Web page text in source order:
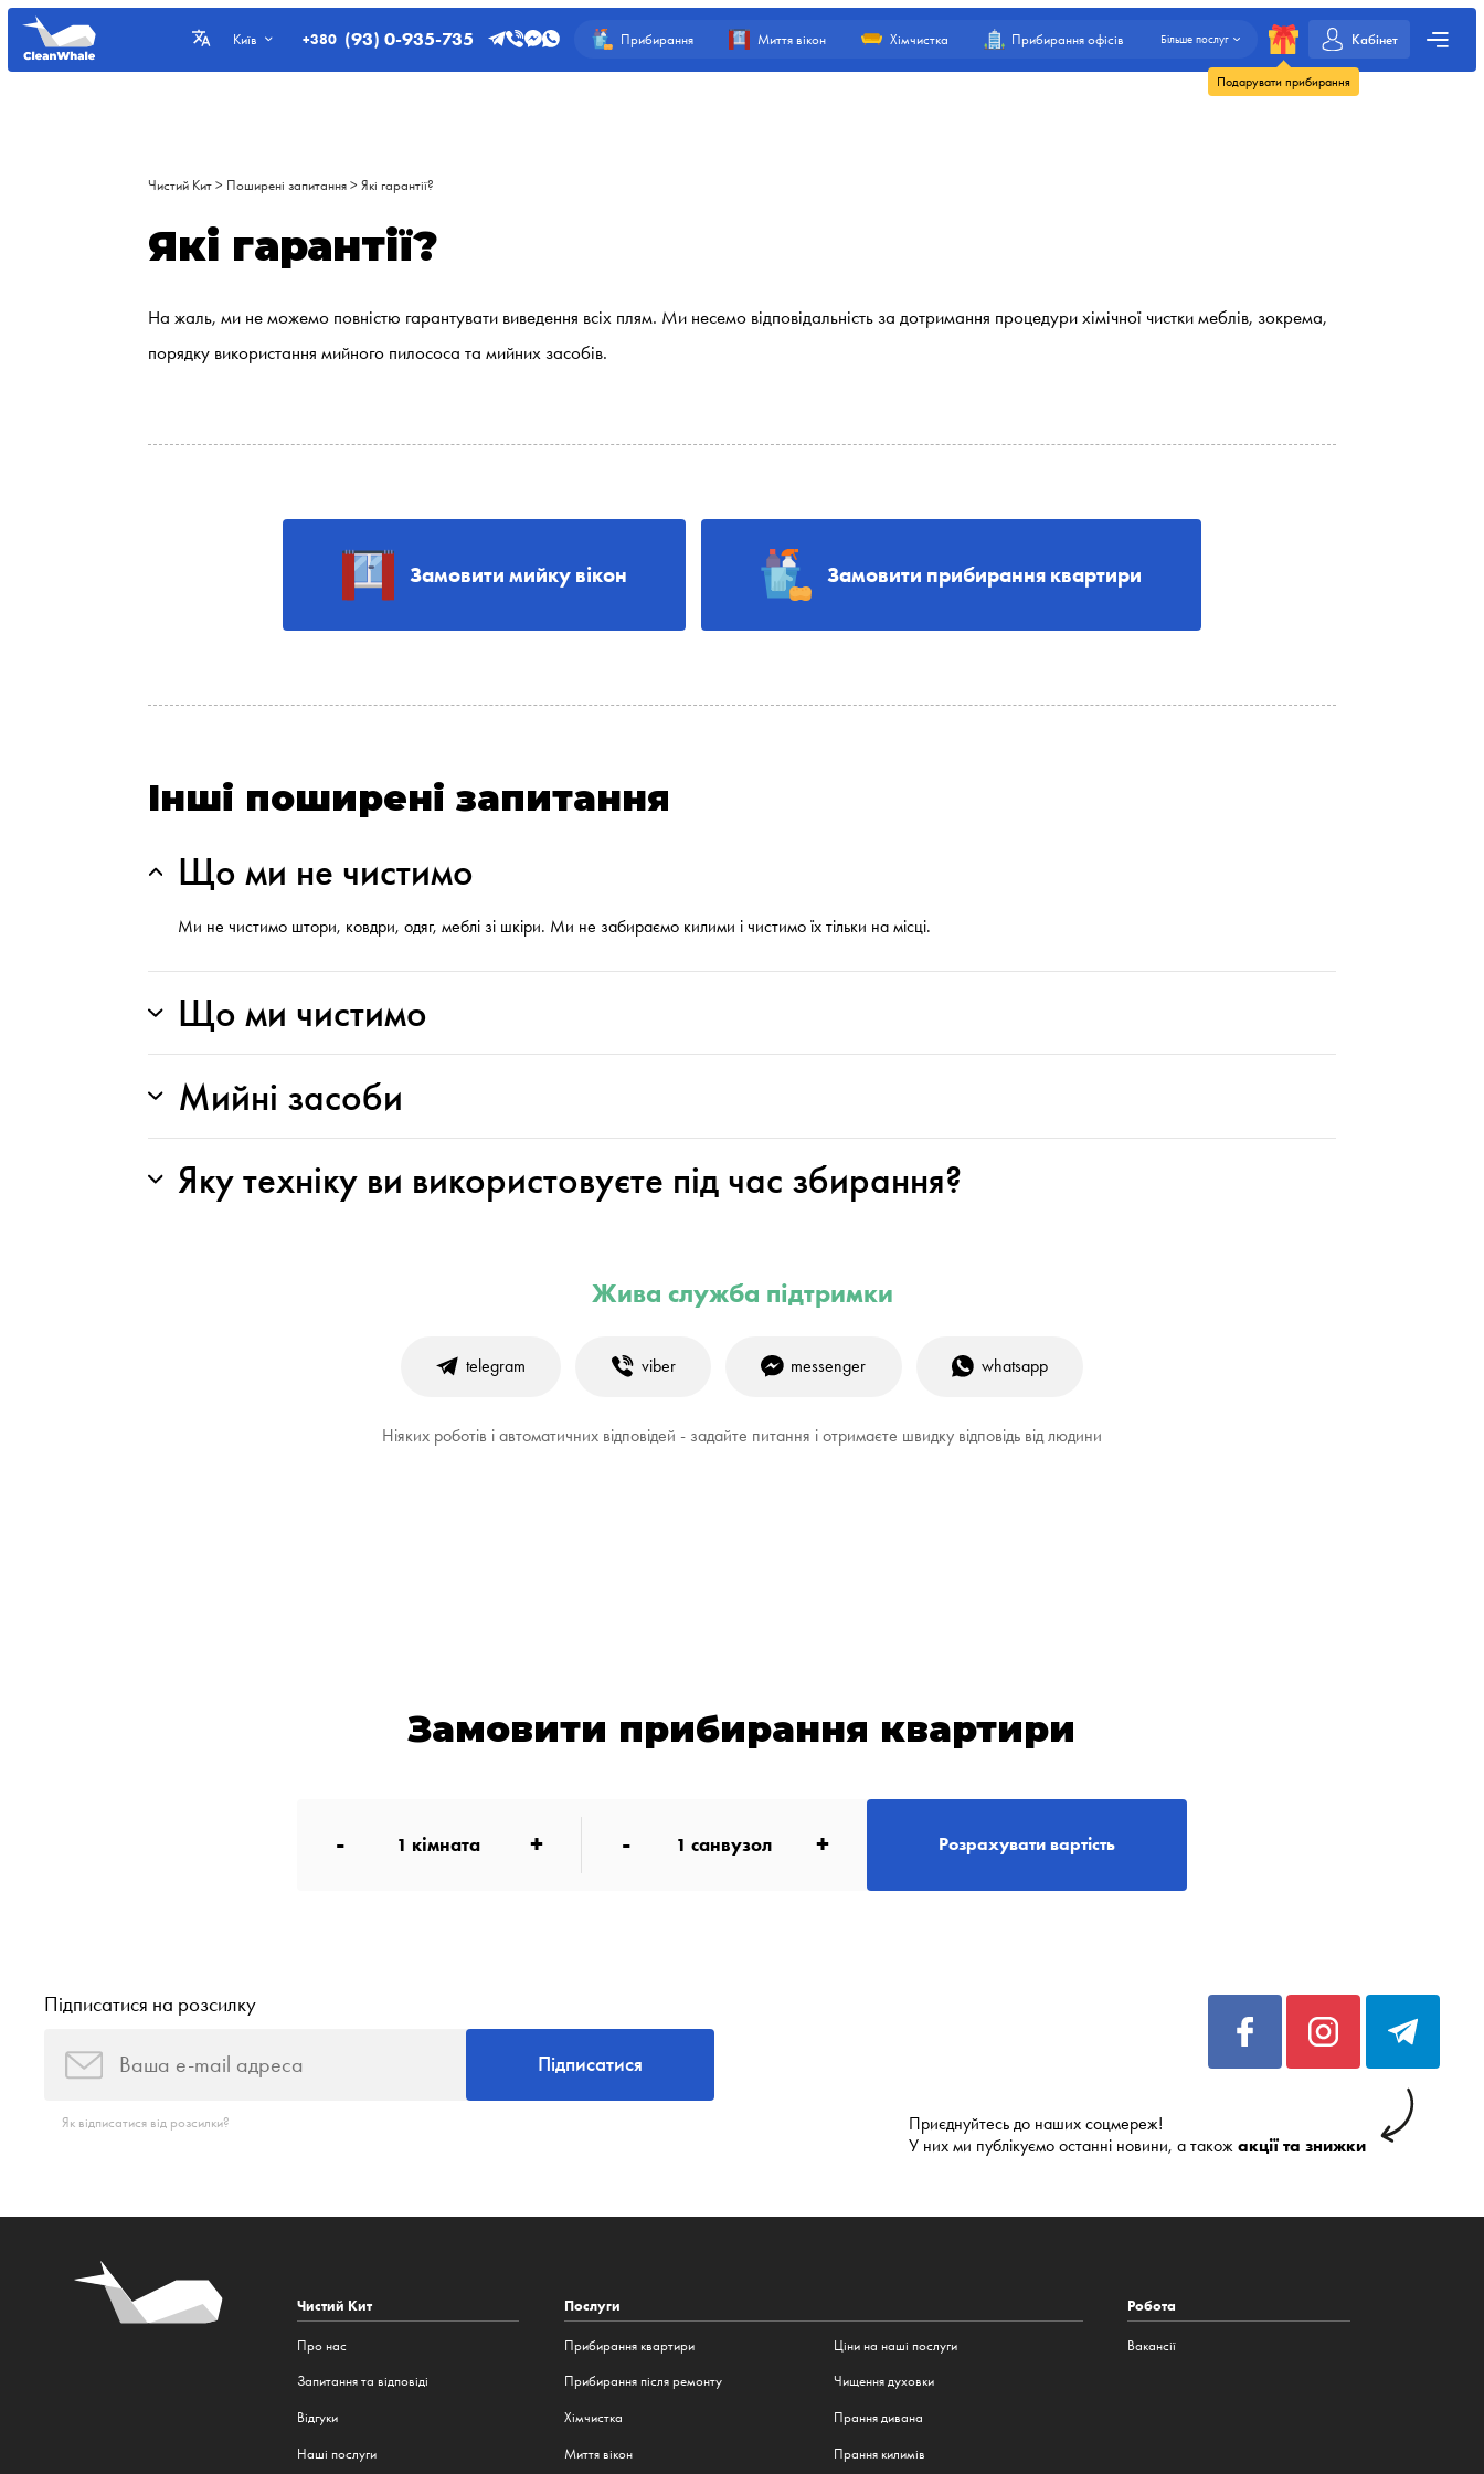
Київ +380 (93) 0-935-735 Прибирання Миття вікон Хімчистка Прибирання офісів Більше послуг
Подарувати прибирання
Кабінет
Чистий Кит > Поширені запитання >Які гарантії?
Які гарантії?
На жаль, ми не можемо повністю гарантувати виведення всіх плям. Ми несемо відповідальність за дотримання процедури хімічної чистки меблів, зокрема,
порядку використання мийного пилососа та мийних засобів.
Замовити мийку вікон Замовити прибирання квартири
Інші поширені запитання
Що ми не чистимо
Ми не чистимо штори, ковдри, одяг, меблі зі шкіри. Ми не забираємо килими і чистимо їх тільки на місці.
Що ми чистимо
Мийні засоби
Яку техніку ви використовуєте під час збирання?
Жива служба підтримки
telegram viber messenger whatsapp
Ніяких роботів і автоматичних відповідей - задайте питання і отримаєте швидку відповідь від людини
Замовити прибирання квартири
- 1 кімната + - 1 санвузол + Розрахувати вартість
Підписатися на розсилку
Підписатися
Як відписатися від розсилки?
Приєднуйтесь до наших соцмереж!
У них ми публікуємо останні новини, а також акції та знижки
Чистий Кит
Про нас
Запитання та відповіді
Відгуки
Наші послуги
Послуги
Прибирання квартири
Прибирання після ремонту
Хімчистка
Миття вікон
Ціни на наші послуги
Чищення духовки
Прання дивана
Прання килимів
Робота
Вакансії